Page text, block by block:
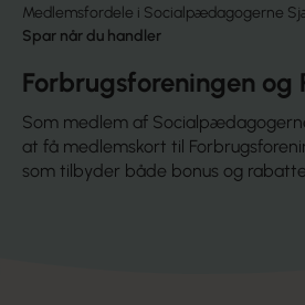
Medlemsfordele i Socialpædagogerne
Spar når du handler
Forbrugsforeningen og
Som medlem af
at få medlemskort til
som tilbyder både bonus og